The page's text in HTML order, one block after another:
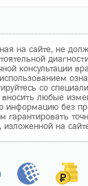
на сайте, не
консультации
со
любые
информацию без
на